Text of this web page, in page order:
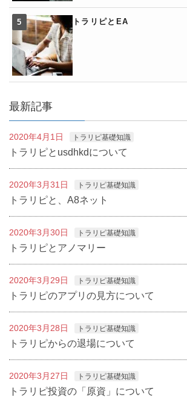
トラリピとEA
最新記事
2020年4月1日 トラリピ基礎知識
トラリピとusdhkdについて
2020年3月31日 トラリピ基礎知識
トラリピと、A8ネット
2020年3月30日 トラリピ基礎知識
トラリピとアノマリー
2020年3月29日 トラリピ基礎知識
トラリピのアプリの見方について
2020年3月28日 トラリピ基礎知識
トラリピからの退場について
2020年3月27日 トラリピ基礎知識
トラリピ投資の「原資」について